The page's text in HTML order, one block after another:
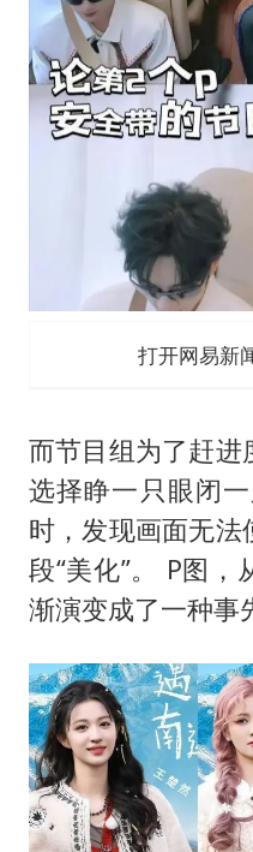
打开网易新
而节目组为了赶进
选择睁一只眼闭
时，发现画面无
段“美化”。 P图
渐演变成了一种事